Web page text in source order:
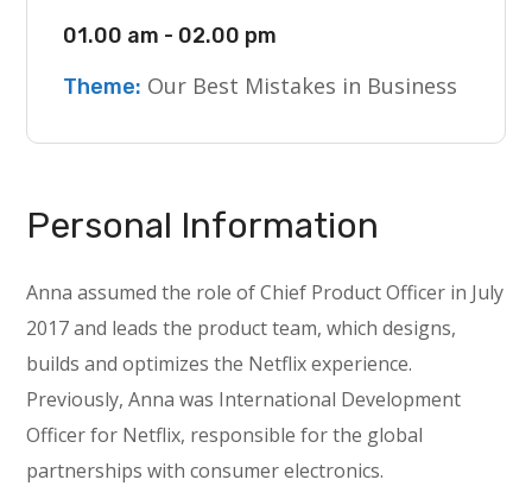
01.00 am - 02.00 pm
Theme: Our Best Mistakes in Business
Personal Information
Anna assumed the role of Chief Product Officer in July
2017 and leads the product team, which designs,
builds and optimizes the Netflix experience.
Previously, Anna was International Development
Officer for Netflix, responsible for the global
partnerships with consumer electronics.